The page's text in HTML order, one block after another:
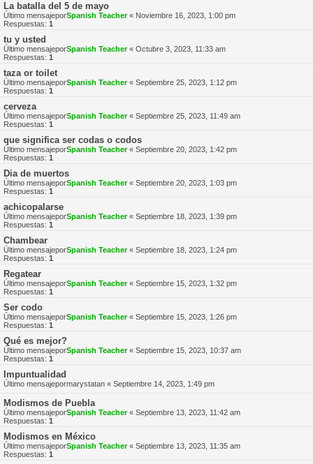
La batalla del 5 de mayo
Último mensajeporSpanish Teacher« Noviembre 16, 2023, 1:00 pm
Respuestas: 1
tu y usted
Último mensajeporSpanish Teacher« Octubre 3, 2023, 11:33 am
Respuestas: 1
taza or toilet
Último mensajeporSpanish Teacher« Septiembre 25, 2023, 1:12 pm
Respuestas: 1
cerveza
Último mensajeporSpanish Teacher« Septiembre 25, 2023, 11:49 am
Respuestas: 1
que significa ser codas o codos
Último mensajeporSpanish Teacher« Septiembre 20, 2023, 1:42 pm
Respuestas: 1
Dia de muertos
Último mensajeporSpanish Teacher« Septiembre 20, 2023, 1:03 pm
Respuestas: 1
achicopalarse
Último mensajeporSpanish Teacher« Septiembre 18, 2023, 1:39 pm
Respuestas: 1
Chambear
Último mensajeporSpanish Teacher« Septiembre 18, 2023, 1:24 pm
Respuestas: 1
Regatear
Último mensajeporSpanish Teacher« Septiembre 15, 2023, 1:32 pm
Respuestas: 1
Ser codo
Último mensajeporSpanish Teacher« Septiembre 15, 2023, 1:26 pm
Respuestas: 1
Qué es mejor?
Último mensajeporSpanish Teacher« Septiembre 15, 2023, 10:37 am
Respuestas: 1
Impuntualidad
Último mensajepormarystatan « Septiembre 14, 2023, 1:49 pm
Modismos de Puebla
Último mensajeporSpanish Teacher« Septiembre 13, 2023, 11:42 am
Respuestas: 1
Modismos en México
Último mensajeporSpanish Teacher« Septiembre 13, 2023, 11:35 am
Respuestas: 1